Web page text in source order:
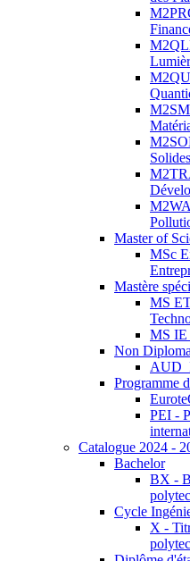
Solides
Master of
MSc
Mastère
MS
MS IE
Non
Programme
PEI -
Catalogue 2024 -
Bachelor
BX -
Cycle
X -